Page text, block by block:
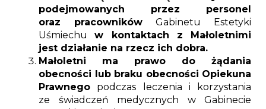
podejmowanych przez personel
oraz pracowników Gabinetu Estetyki
Uśmiechuw kontaktach z Małoletnimi
jest działanie na rzecz ich dobra.
Małoletni ma prawo do żądania
obecności lub braku obecności Opiekuna
Prawnego podczas leczenia i korzystania
ze świadczeń medycznych w Gabinecie